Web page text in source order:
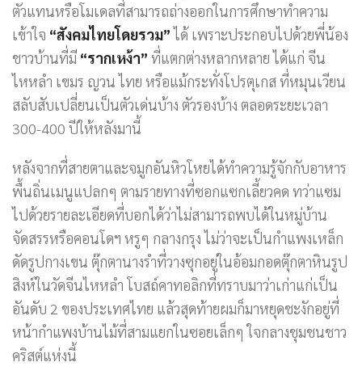
ตัวแทนหรือโมเดลที่สามารถถ่างออกในการศึกษาทำความ
เข้าใจ “สังคมไทยโดยรวม”ได้ เพราะประกอบไปด้วยพี่น้อง
ชาวบ้านที่มี “รากเหง้า” ที่แตกต่างหลากหลาย ได้แก่ จีน
ไหหลำ เขมร ญวน ไทย หรือแม้กระทั่งโปรตุเกส ที่หมุนเวียน
สลับสับเปลี่ยนเป็นตัวเด่นบ้าง ตัวรองบ้าง ตลอดระยะเวลา
300-400 ปีให้หลังมานี้
หลังจากที่สายตาและจมูกอันหิวโหยได้ทำความรู้จักกับอาหาร
พื้นถิ่นเมนูแปลกๆ ตามรายทางที่ซอกแซกเลี้ยวคด ทว่าแซม
ไปด้วยรายละเอียดที่บอกได้ว่าไม่สามารถพบได้ในหมู่บ้าน
จัดสรรหรือคอนโดฯ หรูๆ กลางกรุง ไม่ว่าจะเป็นกำแพงเหล็ก
ดัดรูปกางเขน ตุ๊กตานางรำที่วางซุกอยู่ในอ้อมกอดตุ๊กตาหินรูป
สิงห์ในวัดจีนไหหลำ โบสถ์คาทอลิกที่ทราบมาว่าเก่าแก่เป็น
อันดับ 2 ของประเทศไทย แล้วสุดท้ายผมก็มาหยุดชะงักอยู่ที่
หน้ากำแพงบ้านไม้ที่สามแยกในซอยเล็กๆ ใจกลางชุมชนชาว
คริสต์แห่งนี้